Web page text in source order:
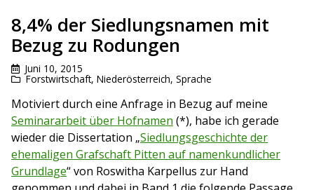
8,4% der Siedlungsnamen mit
Bezug zu Rodungen
Juni 10, 2015
Forstwirtschaft, Niederösterreich, Sprache
Motiviert durch eine Anfrage in Bezug auf meine
Seminararbeit über Hofnamen (*), habe ich gerade
wieder die Dissertation „Siedlungsgeschichte der
ehemaligen Grafschaft Pitten auf namenkundlicher
Grundlage“ von Roswitha Karpellus zur Hand